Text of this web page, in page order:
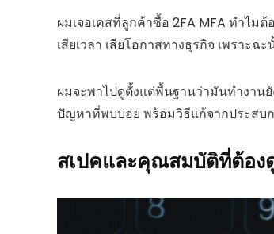
ผมเจอเคสที่ลูกค้าซื้อ 2FA MFA ทำไม
เสียเวลา เสียโอกาสทางธุรกิจ เพรา
ผมจะพาไปดูตั้งแต่พื้นฐานว่ามันทำงาน
ปัญหาที่พบบ่อย พร้อมวิธีแก้จากประสบ
สเปคและคุณสมบัติที่ต้อง